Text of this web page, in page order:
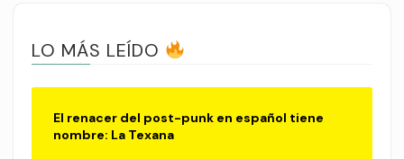
LO MÁS LEÍDO
El renacer del post-punk en español tiene
nombre: La Texana